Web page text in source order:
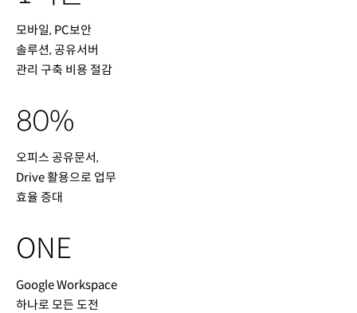
모바일, PC보안
솔루션, 공유서버
관리 구축 비용 절감
80%
오피스 공유문서,
Drive 활용으로 업무
효율 증대
ONE
Google Workspace
하나로 모든 도전